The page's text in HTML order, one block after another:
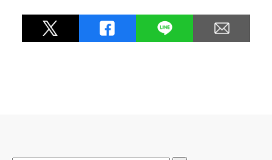
質ともに素晴らしくとても評判が良かったです。